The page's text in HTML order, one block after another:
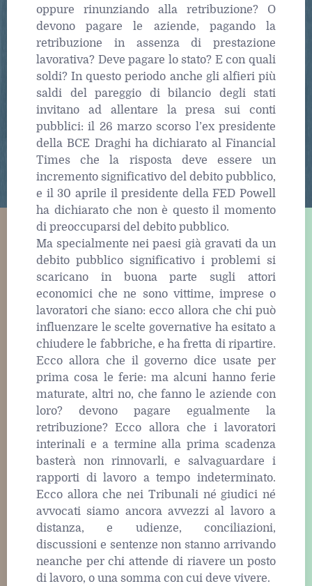
oppure rinunziando alla retribuzione? O
devono pagare le aziende, pagando la
retribuzione in assenza di prestazione
lavorativa? Deve pagare lo stato? E con quali
soldi? In questo periodo anche gli alfieri più
saldi del pareggio di bilancio degli stati
invitano ad allentare la presa sui conti
pubblici: il 26 marzo scorso l’ex presidente
della BCE Draghi ha dichiarato al Financial
Times che la risposta deve essere un
incremento significativo del debito pubblico,
e il 30 aprile il presidente della FED Powell
ha dichiarato che non è questo il momento
di preoccuparsi del debito pubblico.
Ma specialmente nei paesi già gravati da un
debito pubblico significativo i problemi si
scaricano in buona parte sugli attori
economici che ne sono vittime, imprese o
lavoratori che siano: ecco allora che chi può
influenzare le scelte governative ha esitato a
chiudere le fabbriche, e ha fretta di ripartire.
Ecco allora che il governo dice usate per
prima cosa le ferie: ma alcuni hanno ferie
maturate, altri no, che fanno le aziende con
loro? devono pagare egualmente la
retribuzione? Ecco allora che i lavoratori
interinali e a termine alla prima scadenza
basterà non rinnovarli, e salvaguardare i
rapporti di lavoro a tempo indeterminato.
Ecco allora che nei Tribunali né giudici né
avvocati siamo ancora avvezzi al lavoro a
distanza, e udienze, conciliazioni,
discussioni e sentenze non stanno arrivando
neanche per chi attende di riavere un posto
di lavoro, o una somma con cui deve vivere.